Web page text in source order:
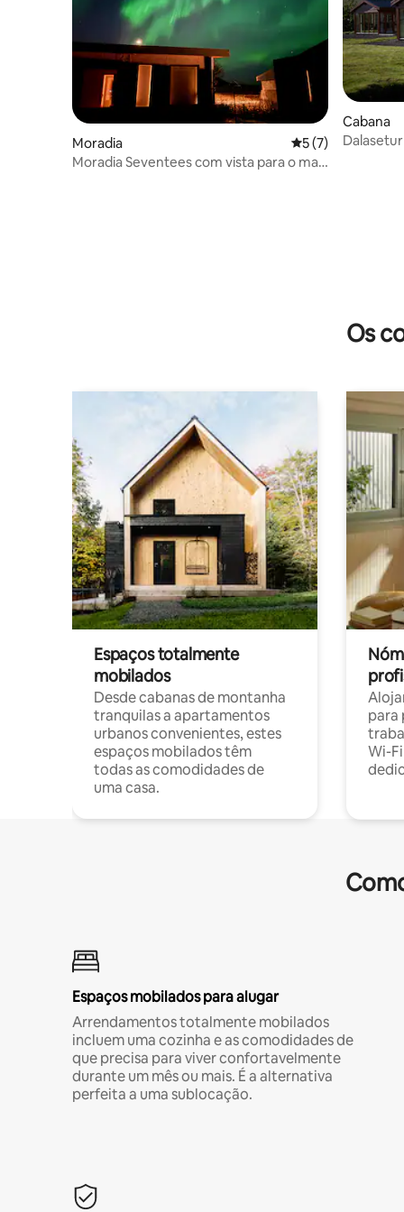
Moradia Classificação
5 (7)
Moradia Seventees com vista para o mar,
Cabana
Os
Espaços totalmente
mobilados
Desde cabanas de montanha
tranquilas a apartamentos
urbanos convenientes, estes
espaços mobilados têm
todas as comodidades de
uma casa.
para
Wi-
Espaços mobilados para alugar
Arrendamentos totalmente mobilados
incluem uma cozinha e as comodidades de
que precisa para viver confortavelmente
durante um mês ou mais. É a alternativa
perfeita a uma sublocação.